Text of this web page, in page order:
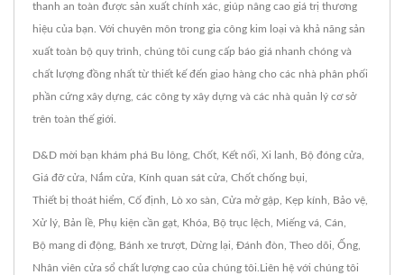
thanh an toàn được sản xuất chính xác, giúp nâng cao giá trị thương
hiệu của bạn. Với chuyên môn trong gia công kim loại và khả năng sản
xuất toàn bộ quy trình, chúng tôi cung cấp báo giá nhanh chóng và
chất lượng đồng nhất từ thiết kế đến giao hàng cho các nhà phân phối
phần cứng xây dựng, các công ty xây dựng và các nhà quản lý cơ sở
trên toàn thế giới.
D&D mời bạn khám phá Bu lông, Chốt, Kết nối, Xi lanh, Bộ đóng cửa,
Giá đỡ cửa, Nắm cửa, Kính quan sát cửa, Chốt chống bụi,
Thiết bị thoát hiểm, Cố định, Lò xo sàn, Cửa mở gập, Kẹp kính, Bảo vệ,
Xử lý, Bản lề, Phụ kiện cần gạt, Khóa, Bộ trục lệch, Miếng vá, Cán,
Bộ mang di động, Bánh xe trượt, Dừng lại, Đánh đòn, Theo dõi, Ống,
Nhân viên cửa sổ chất lượng cao của chúng tôi. Liên hệ với chúng tôi